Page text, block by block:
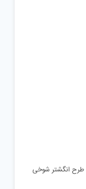
طرح انگشتر شوخی